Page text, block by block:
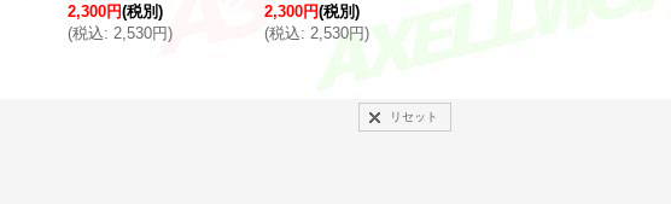
2,300円(税別)
(税込: 2,530円)
2,300円(税別)
(税込: 2,530円)
リセット